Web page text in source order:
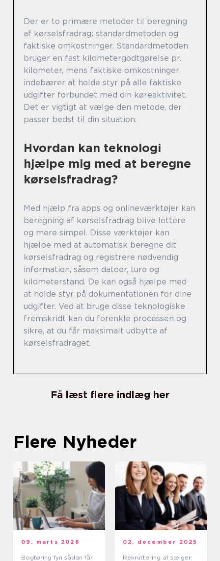
Der er to primære metoder til beregning
af kørselsfradrag: standardmetoden og
faktiske omkostninger. Standardmetoden
bruger en fast kilometergodtgørelse pr.
kilometer, mens faktiske omkostninger
indebærer at holde styr på alle faktiske
udgifter forbundet med din køreaktivitet.
Det er vigtigt at vælge den metode, der
passer bedst til din situation.
Hvordan kan teknologi
hjælpe mig med at beregne
kørselsfradrag?
Med hjælp fra apps og onlineværktøjer kan
beregning af kørselsfradrag blive lettere
og mere simpel. Disse værktøjer kan
hjælpe med at automatisk beregne dit
kørselsfradrag og registrere nødvendig
information, såsom datoer, ture og
kilometerstand. De kan også hjælpe med
at holde styr på dokumentationen for dine
udgifter. Ved at bruge disse teknologiske
fremskridt kan du forenkle processen og
sikre, at du får maksimalt udbytte af
kørselsfradraget.
Få læst flere indlæg her
Flere Nyheder
09. marts 2026
Bogføring fyn sådan får
02. december 2025
Rekruttering af sælger: